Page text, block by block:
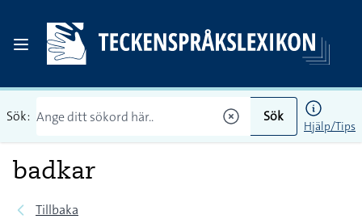
Sök: Sök
Hjälp/Tips
badkar
Tillbaka